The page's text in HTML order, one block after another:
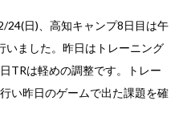
24(日)、高知キャンプ8日目は午
いました。昨日はトレーニング
TRは軽めの調整です。トレー
い昨日のゲームで出た課題を確